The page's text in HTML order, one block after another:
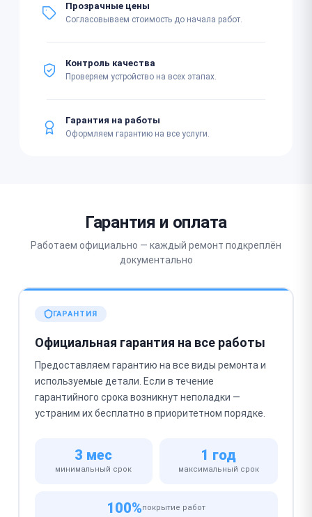
Прозрачные цены
Согласовываем стоимость до начала работ.
Контроль качества
Проверяем устройство на всех этапах.
Гарантия на работы
Оформляем гарантию на все услуги.
Гарантия и оплата
Работаем официально — каждый ремонт подкреплён
документально
ГАРАНТИЯ
Официальная гарантия на все работы
Предоставляем гарантию на все виды ремонта и
используемые детали. Если в течение
гарантийного срока возникнут неполадки —
устраним их бесплатно в приоритетном порядке.
3 мес
минимальный срок
1 год
максимальный срок
100%покрытие работ